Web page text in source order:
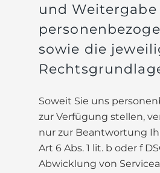
und Weitergabe
sowie die
Soweit Sie uns
zur Verfügung stellen,
nur zur Beantwortung
Art 6 Abs. 1 lit. b oder f
Abwicklung von